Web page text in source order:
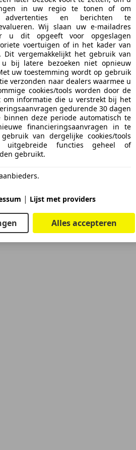
in uw regio te tonen of om
advertenties en berichten te
Wij slaan uw e-mailadres
u dit opgeeft voor opgeslagen
voertuigen of in het kader van
Dit vergemakkelijkt het gebruik van
bij latere bezoeken niet opnieuw
uw toestemming wordt op gebruik
verzonden naar dealers waarmee u
cookies/tools worden door de
om informatie die u verstrekt bij het
gedurende 30 dagen
deze periode automatisch te
financieringsaanvragen in te
van dergelijke cookies/tools
uitgebreide functies geheel of
gebruikt.
| Lijst met providers
Alles accepteren